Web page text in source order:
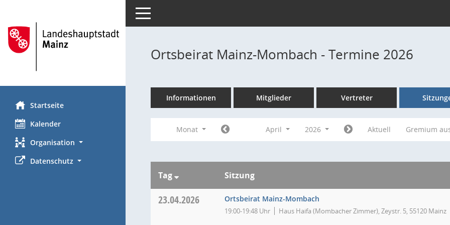
Startseite
Kalender
Organisation
Datenschutz
Toggle navigation
Ortsbeirat Mainz-Mombach - Termine 2026
Informationen Mitglieder Vertreter
Monat April 2026 Aktuell Gremium
Tag Sitzung
23.04.2026 Ortsbeirat Mainz-Mombach
19:00-19:48 Uhr Haus Haifa (Mombacher Zimmer), Zeystr. 5, 55120 Mainz